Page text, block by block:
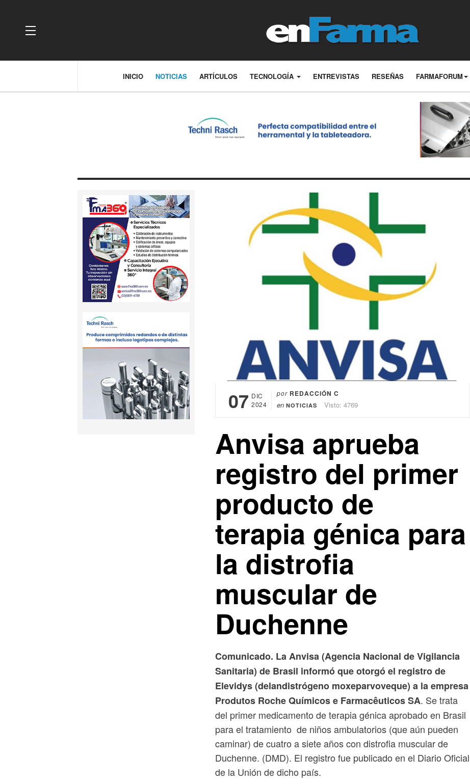
OFF CANVAS
INICIO NOTICIAS ARTÍCULOS TECNOLOGÍA ENTREVISTAS RESEÑAS FARMAFORUM
07 DIC
2024
por REDACCIÓN C
en NOTICIAS Visto: 4769
Anvisa aprueba
registro del primer
producto de
terapia génica para
la distrofia
muscular de
Duchenne
Comunicado. La Anvisa (Agencia Nacional de Vigilancia
Sanitaria) de Brasil informó que otorgó el registro de
Elevidys (delandistrógeno moxeparvoveque) a la empresa
Produtos Roche Químicos e Farmacêuticos SA. Se trata
del primer medicamento de terapia génica aprobado en Brasil
para el tratamiento de niños ambulatorios (que aún pueden
caminar) de cuatro a siete años con distrofia muscular de
Duchenne. (DMD). El registro fue publicado en el Diario Oficial
de la Unión de dicho país.